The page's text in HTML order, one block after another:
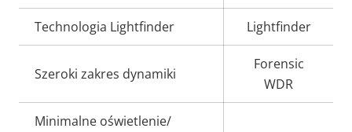
Technologia Lightfinder Lightfinder
Szeroki zakres dynamiki
Forensic
WDR
Minimalne oświetlenie/